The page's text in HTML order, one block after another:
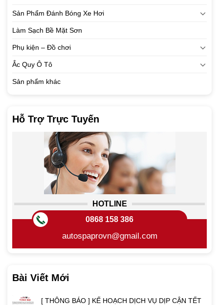
Sản Phẩm Đánh Bóng Xe Hơi
Làm Sạch Bề Mặt Sơn
Phụ kiện – Đồ chơi
Ắc Quy Ô Tô
Sản phẩm khác
Hỗ Trợ Trực Tuyến
HOTLINE
0868 158 386
autospaprovn@gmail.com
Bài Viết Mới
[ THÔNG BÁO ] KẾ HOẠCH DỊCH VỤ DỊP CẬN TẾT